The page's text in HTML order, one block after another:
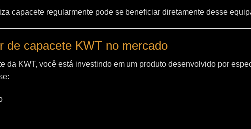
capacete regularmente pode se beneficiar diretamente desse
de capacete KWT no mercado
da KWT, você está investindo em um produto desenvolvido por